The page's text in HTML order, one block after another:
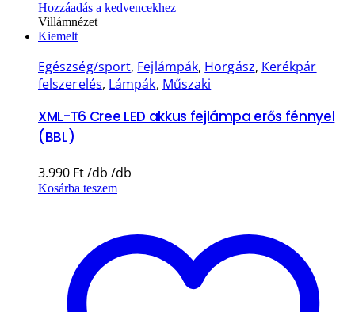
Hozzáadás a kedvencekhez
Villámnézet
Kiemelt
Egészség/sport, Fejlámpák, Horgász, Kerékpár
felszerelés, Lámpák, Műszaki
XML-T6 Cree LED akkus fejlámpa erős fénnyel
(BBL)
3.990 Ft
Kosárba teszem